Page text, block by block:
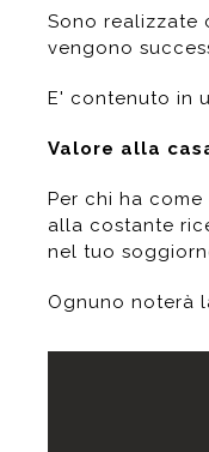
Sono realizzate
vengono
E' contenuto in
Valore alla
Per chi ha
alla costante
nel tuo
Ognuno noterà